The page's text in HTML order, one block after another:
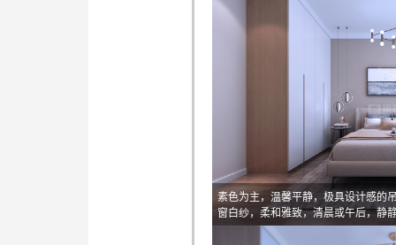
素色为主，温馨平静，极具设计感的
窗白纱，柔和雅致，清晨或午后，静